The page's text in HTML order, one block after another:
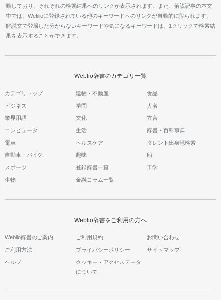
動しており、それぞれの検索結果へのリンクが表示されます。また、解説記事の本文
中では、Weblioに登録されている他のキーワードへのリンクが自動的に貼られます。
解説文で登場した分からないキーワードや気になるキーワードは、1クリックで検索結
果を表示することができます。
Weblio辞書のカテゴリ一覧
カテゴリトップ 建物・不動産 食品
ビジネス 学問 人名
業界用語 文化 方言
コンピュータ 生活 辞書・百科事典
電車 ヘルスケア タレント出身地検索
自動車・バイク 趣味 船
スポーツ 登録辞書一覧 工学
生物 金融コラム一覧
Weblio辞書をご利用の方へ
Weblio辞書のご案内 ご利用規約 お問い合わせ
ご利用方法 プライバシーポリシー サイトマップ
ヘルプ
クッキー・アクセスデータ
について